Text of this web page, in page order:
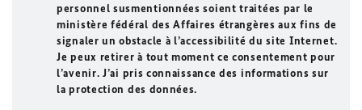
personnel susmentionnées soient traitées par le
ministère fédéral des Affaires étrangères aux fins de
signaler un obstacle à l’accessibilité du site Internet.
Je peux retirer à tout moment ce consentement pour
l’avenir. J’ai pris connaissance des informations sur
la protection des données.